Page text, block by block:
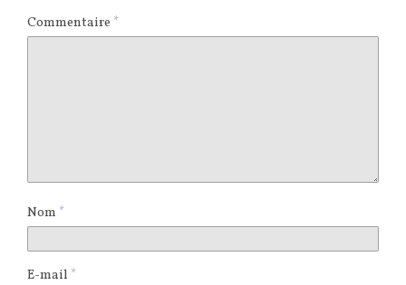
Commentaire *
Nom *
E-mail *